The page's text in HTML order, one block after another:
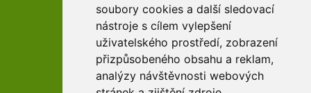
soubory cookies a další sledovací
nástroje s cílem vylepšení
uživatelského prostředí, zobrazení
přizpůsobeného obsahu a reklam,
analýzy návštěvnosti webových
Youtube kanál arboreta